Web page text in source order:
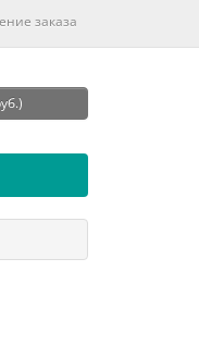
заказа